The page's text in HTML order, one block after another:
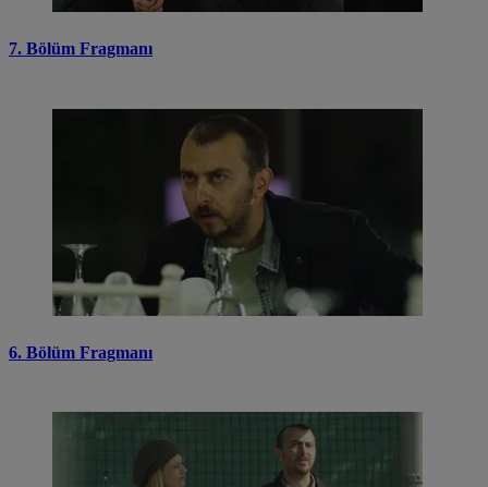
7. Bölüm Fragmanı
6. Bölüm Fragmanı